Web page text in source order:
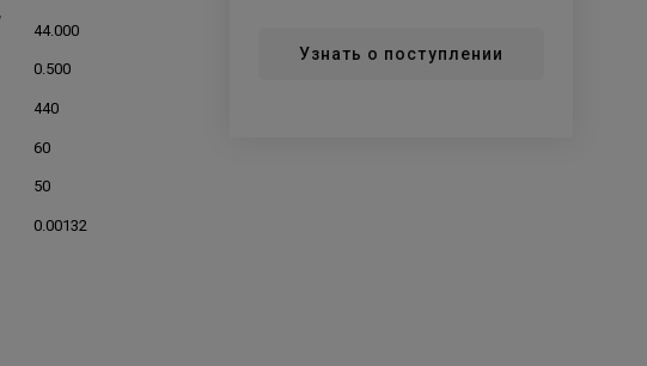
44.000
0.500
440
60
50
0.00132
Узнать о поступлении